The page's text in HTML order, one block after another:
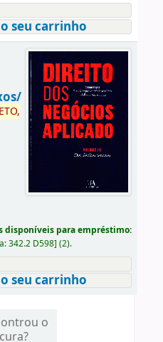
seu carrinho
disponíveis para empréstimo:
342.2 D598] (2).
seu carrinho
o